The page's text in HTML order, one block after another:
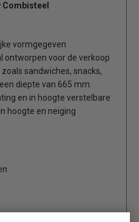
Combisteel
vormgegeven
ontworpen voor de verkoop
sandwiches, snacks,
diepte van 665 mm.
en in hoogte verstelbare
hoogte en neiging